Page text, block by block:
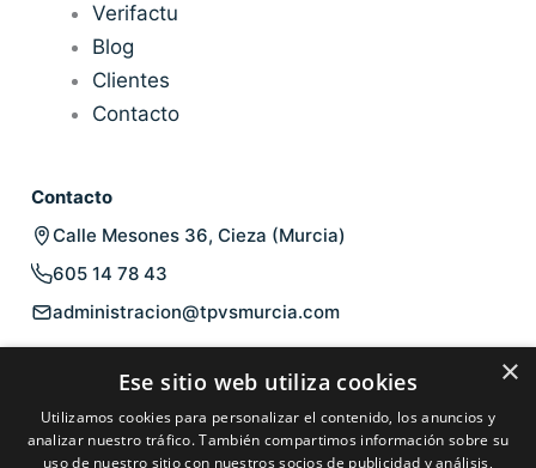
Verifactu
Blog
Clientes
Contacto
Contacto
Calle Mesones 36, Cieza (Murcia)
605 14 78 43
administracion@tpvsmurcia.com
Política de privacidad
×
Ese sitio web utiliza cookies
Utilizamos cookies para personalizar el contenido, los anuncios y
analizar nuestro tráfico. También compartimos información sobre su
uso de nuestro sitio con nuestros socios de publicidad y análisis,